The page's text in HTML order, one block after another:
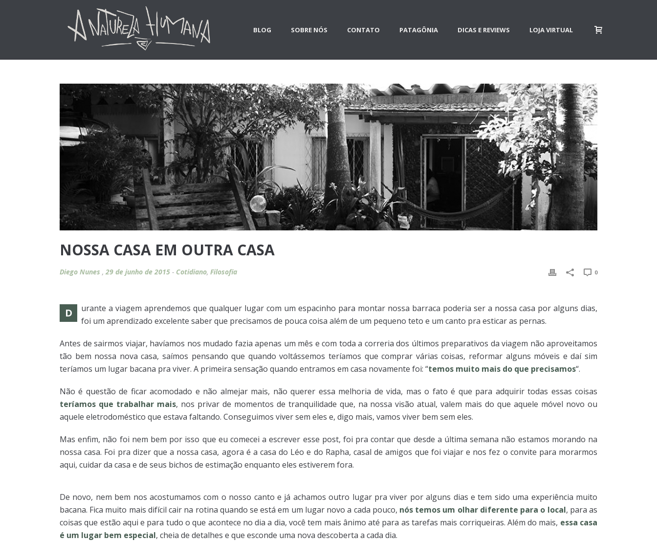
BLOG SOBRE NÓS CONTATO PATAGÔNIA DICAS E REVIEWS LOJA VIRTUAL
NOSSA CASA EM OUTRA CASA
Diego Nunes , 29 de junho de 2015 - Cotidiano, Filosofia 0
D
urante a viagem aprendemos que qualquer lugar com um espacinho para montar nossa barraca poderia ser a nossa casa por alguns dias,
foi um aprendizado excelente saber que precisamos de pouca coisa além de um pequeno teto e um canto pra esticar as pernas.
Antes de sairmos viajar, havíamos nos mudado fazia apenas um mês e com toda a correria dos últimos preparativos da viagem não aproveitamos
tão bem nossa nova casa, saímos pensando que quando voltássemos teríamos que comprar várias coisas, reformar alguns móveis e daí sim
teríamos um lugar bacana pra viver. A primeira sensação quando entramos em casa novamente foi: “temos muito mais do que precisamos“.
Não é questão de ficar acomodado e não almejar mais, não querer essa melhoria de vida, mas o fato é que para adquirir todas essas coisas
teríamos que trabalhar mais, nos privar de momentos de tranquilidade que, na nossa visão atual, valem mais do que aquele móvel novo ou
aquele eletrodoméstico que estava faltando. Conseguimos viver sem eles e, digo mais, vamos viver bem sem eles.
Mas enfim, não foi nem bem por isso que eu comecei a escrever esse post, foi pra contar que desde a última semana não estamos morando na
nossa casa. Foi pra dizer que a nossa casa, agora é a casa do Léo e do Rapha, casal de amigos que foi viajar e nos fez o convite para morarmos
aqui, cuidar da casa e de seus bichos de estimação enquanto eles estiverem fora.
De novo, nem bem nos acostumamos com o nosso canto e já achamos outro lugar pra viver por alguns dias e tem sido uma experiência muito
bacana. Fica muito mais difícil cair na rotina quando se está em um lugar novo a cada pouco, nós temos um olhar diferente para o local, para as
coisas que estão aqui e para tudo o que acontece no dia a dia, você tem mais ânimo até para as tarefas mais corriqueiras. Além do mais, essa casa
é um lugar bem especial, cheia de detalhes e que esconde uma nova descoberta a cada dia.